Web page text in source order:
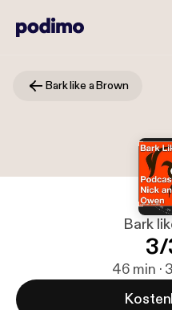
Bark like a Brown
Bark
3/
46 min ·